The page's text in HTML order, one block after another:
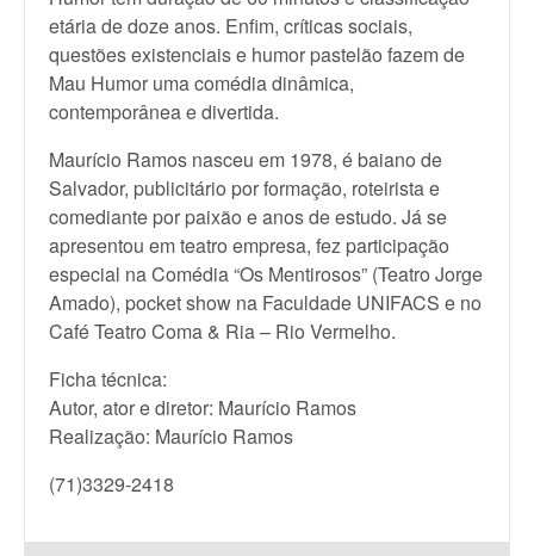
etária de doze anos. Enfim, críticas sociais,
questões existenciais e humor pastelão fazem de
Mau Humor uma comédia dinâmica,
contemporânea e divertida.
Maurício Ramos nasceu em 1978, é baiano de
Salvador, publicitário por formação, roteirista e
comediante por paixão e anos de estudo. Já se
apresentou em teatro empresa, fez participação
especial na Comédia “Os Mentirosos” (Teatro Jorge
Amado), pocket show na Faculdade UNIFACS e no
Café Teatro Coma & Ria – Rio Vermelho.
Ficha técnica:
Autor, ator e diretor: Maurício Ramos
Realização: Maurício Ramos
(71)3329-2418